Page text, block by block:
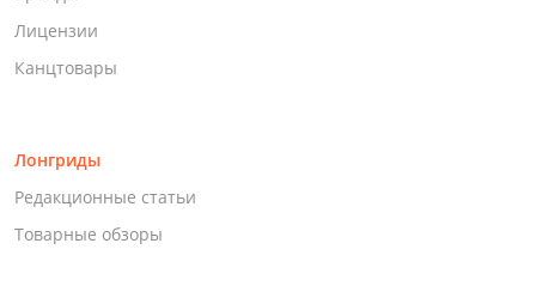
Лицензии
Канцтовары
Лонгриды
Редакционные статьи
Товарные обзоры